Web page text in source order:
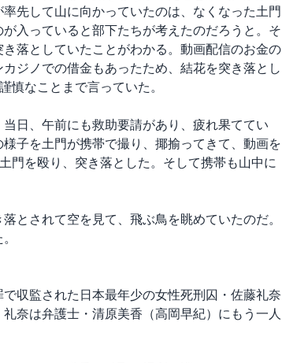
先して山に向かっていたのは、なくなった土門
入っていると部下たちが考えたのだろうと。そ
落としていたことがわかる。動画配信のお金の
ジノでの借金もあったため、結花を突き落とし
慎なことまで言っていた。
日、午前にも救助要請があり、疲れ果ててい
子を土門が携帯で撮り、揶揄ってきて、動画を
門を殴り、突き落とした。そして携帯も山中に
とされて空を見て、飛ぶ鳥を眺めていたのだ。
収監された日本最年少の女性死刑囚・佐藤礼奈
奈は弁護士・清原美香（高岡早紀）にもう一人